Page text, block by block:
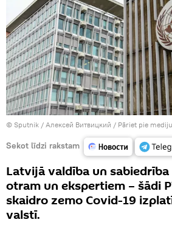
© Sputnik / Алексей Витвицкий / Pāriet pie
Sekot līdzi rakstam
Latvijā valdība un
otram un ekspertiem – šādi
skaidro zemo Covid-19
valstī.